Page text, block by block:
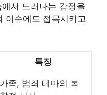
서 드러나는 감정을
이슈에도 접목시키고
특징
가족, 범죄 테마의 복